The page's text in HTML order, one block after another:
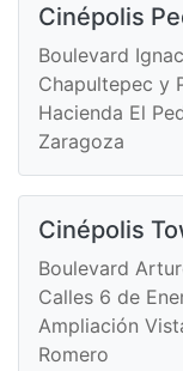
Cinépolis
Boulevard
Chapultepec y
Hacienda El
Zaragoza
Cinépolis
Boulevard
Calles 6 de
Ampliación
Romero